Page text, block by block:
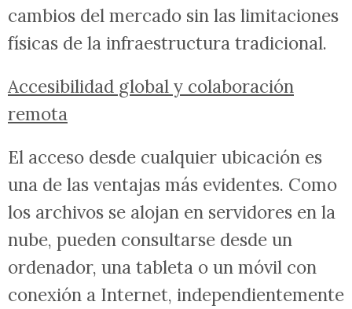
cambios del mercado sin las limitaciones
físicas de la infraestructura tradicional.
Accesibilidad global y colaboración
remota
El acceso desde cualquier ubicación es
una de las ventajas más evidentes. Como
los archivos se alojan en servidores en la
nube, pueden consultarse desde un
ordenador, una tableta o un móvil con
conexión a Internet, independientemente